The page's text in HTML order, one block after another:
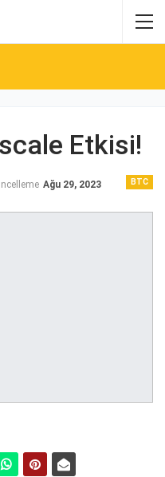
Etkisi!
BTC
Ağu 29, 2023